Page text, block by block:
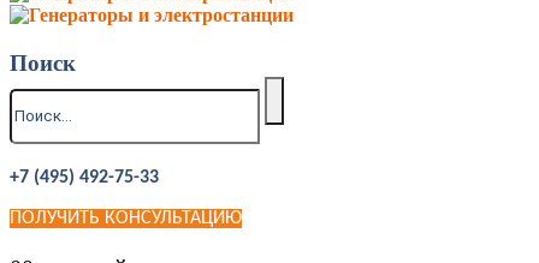
Поиск
+7 (495) 492-75-33
ПОЛУЧИТЬ КОНСУЛЬТАЦИЮ